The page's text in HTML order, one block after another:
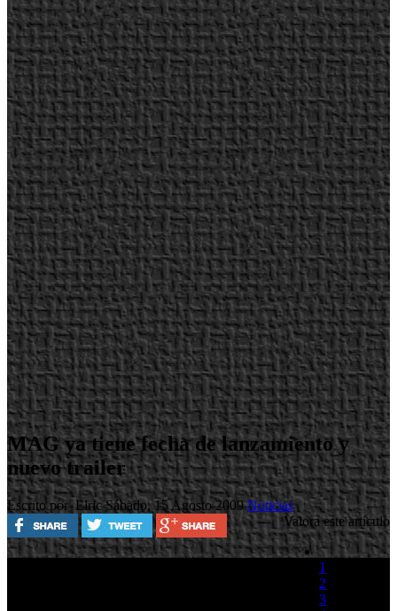
MAG ya tiene fecha de lanzamiento y
nuevo trailer
Escrito por ElricSábado, 15 Agosto 2009Noticias
Valora este artículo
1
2
3
Zipper Interactive ha confirmado la fecha de